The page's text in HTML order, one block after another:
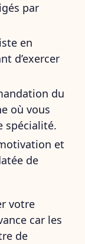
par
en
d’exercer
du
où vous
spécialité.
et
de
votre
car les
de